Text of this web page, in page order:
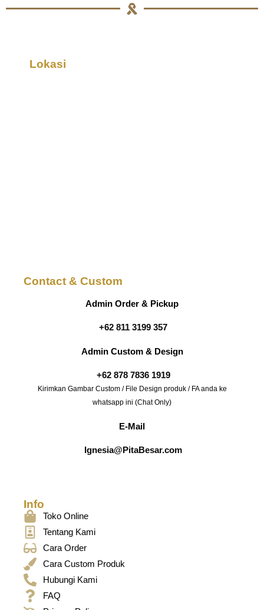
Lokasi
Contact & Custom
Admin Order & Pickup
+62 811 3199 357
Admin Custom & Design
+62 878 7836 1919
Kirimkan Gambar Custom / File Design produk / FA anda ke
whatsapp ini (Chat Only)
E-Mail
Ignesia@PitaBesar.com
Info
Toko Online
Tentang Kami
Cara Order
Cara Custom Produk
Hubungi Kami
FAQ